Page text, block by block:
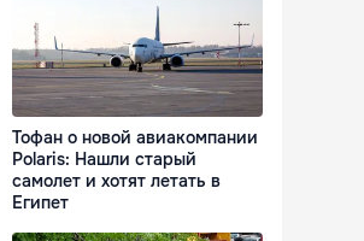
Тофан о новой авиакомпании
Polaris: Нашли старый
самолет и хотят летать в
Египет